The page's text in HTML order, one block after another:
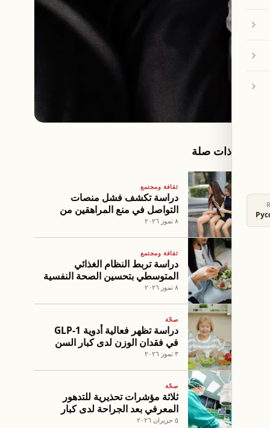
مقالات ذات صلة
ثقافة ومجتمع
دراسة تكشف فشل منصات
التواصل في منع المراهقين من
إنشاء حسابات في أستراليا
٨ تموز ٢٠٢٦
ثقافة ومجتمع
دراسة تربط النظام الغذائي
المتوسطي بتحسين الصحة النفسية
بعد سن الخمسين
٨ تموز ٢٠٢٦
صحّة
دراسة تظهر فعالية أدوية GLP-1
في فقدان الوزن لدى كبار السن
٣ تموز ٢٠٢٦
صحّة
ثلاثة مؤشرات تحذيرية للتدهور
المعرفي بعد الجراحة لدى كبار
السن
٥ حزيران ٢٠٢٦